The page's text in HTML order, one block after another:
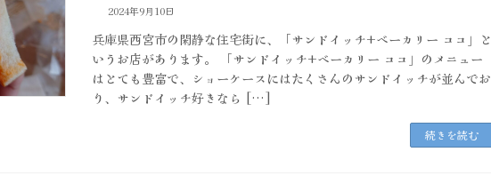
2024年9月10日
兵庫県西宮市の閑静な住宅街に、「サンドイッチ+ベーカリー ココ」と
いうお店があります。 「サンドイッチ+ベーカリー ココ」のメニュー
はとても豊富で、ショーケースにはたくさんのサンドイッチが並んでお
り、サンドイッチ好きなら […]
続きを読む